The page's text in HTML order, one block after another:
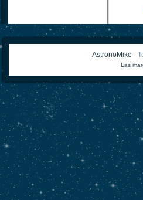
AstronoMike -
Las